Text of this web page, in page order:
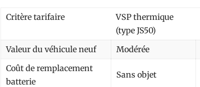
Critère tarifaire
VSP thermique
(type JS50)
Valeur du véhicule neuf Modérée
Coût de remplacement
batterie
Sans objet